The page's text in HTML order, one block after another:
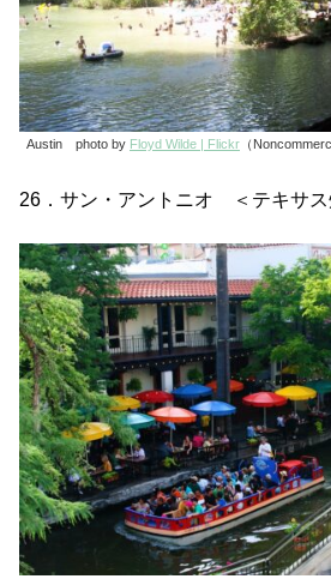
Austin photo by Floyd Wilde | Flickr （
26．サン・アントニオ ＜テキサス